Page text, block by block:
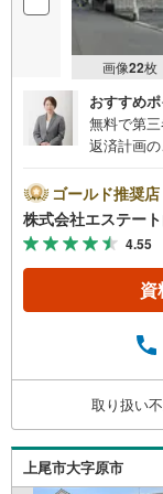
を
存
す
る
画像22枚
おすすめ
無料で第
返済計画
大宮駅東
店舗です
見学・リ
出できな
など無料
見学はス
からみた
相談を専
チャル背
わって予
きます・
ちらのお
ゴールド推奨店
株式会社エステー
4.55
資
取り扱い
上尾市大字原市